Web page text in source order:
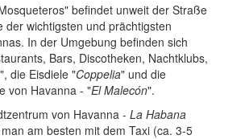
befindet unweit der Straße
der wichtigsten und prächtigsten
In der Umgebung befinden sich
Bars, Discotheken, Nachtklubs,
", die Eisdiele "Coppelia" und die
von Havanna - "El Malecón".
von Havanna - La Habana
am besten mit dem Taxi (ca. 3-5